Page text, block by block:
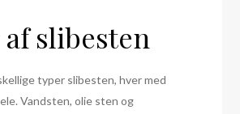
slibesten
typer slibesten, hver med
Vandsten, olie sten og